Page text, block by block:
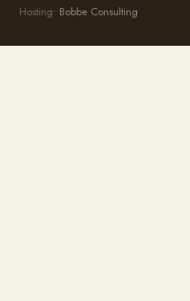
Hosting: Bobbe Consulting